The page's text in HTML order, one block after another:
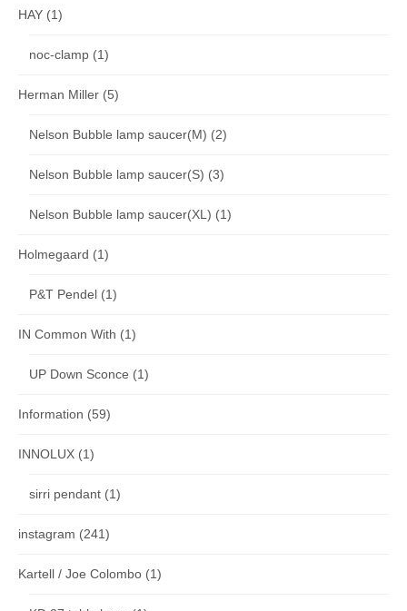
HAY (1)
noc-clamp (1)
Herman Miller (5)
Nelson Bubble lamp saucer(M) (2)
Nelson Bubble lamp saucer(S) (3)
Nelson Bubble lamp saucer(XL) (1)
Holmegaard (1)
P&T Pendel (1)
IN Common With (1)
UP Down Sconce (1)
Information (59)
INNOLUX (1)
sirri pendant (1)
instagram (241)
Kartell / Joe Colombo (1)